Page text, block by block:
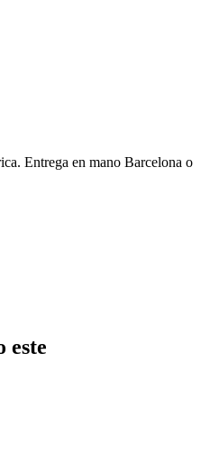
Entrega en mano Barcelona o
este